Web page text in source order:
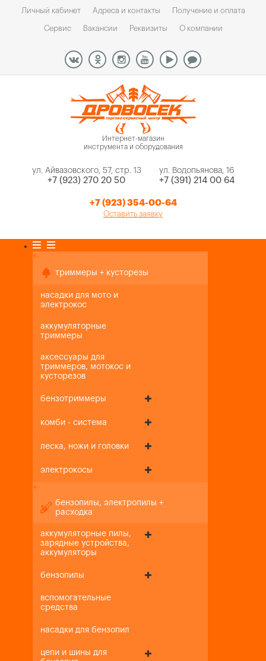
Личный кабинет Адреса и контакты Получение и оплата
Сервис Вакансии Реквизиты О компании
Интернет-магазин
инструмента и оборудования
ул. Айвазовского, 57, стр. 13
+7 (923) 270 20 50
ул. Водопьянова, 16
+7 (391) 214 00 64
+7 (923) 354-00-64
Оставить заявку
+-
триммеры + кусторезы
насадки для мото и
электрокос
аккумуляторные
триммеры
аксессуары для
триммеров, мотокос и
кусторезов
бензотриммеры
комби - система
леска, ножи и головки
электрокосы
+-
бензопилы, электропилы +
расходка
аккумуляторные пилы,
зарядные устройства,
аккумуляторы
бензопилы
вспомогательные
средства
насадки для бензопил
цепи и шины для